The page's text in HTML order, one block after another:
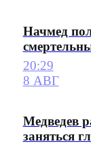
Начмед
20:29
8 АВГ
Медведев
заняться